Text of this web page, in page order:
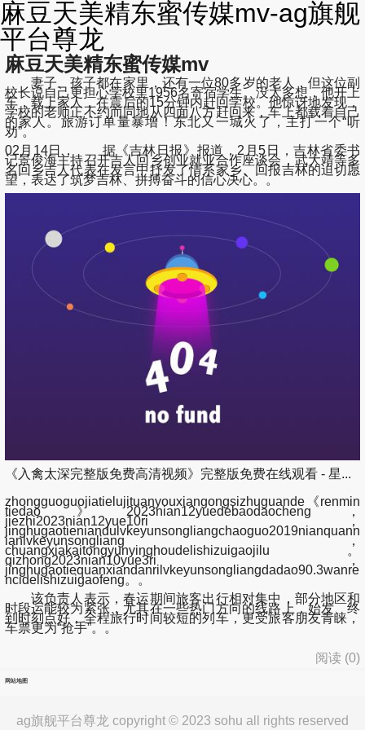
麻豆天美精东蜜传媒mv-ag旗舰
平台尊龙
麻豆天美精东蜜传媒mv
妻子、孩子都在家里，还有一位80多岁的老人，但这位副
校长说自己更担心学校里1956名寄宿学生。没太多想，他开上
车，载上家人，在震后的15分钟内赶回学校。他惊讶地发现，
学校的老师正不约而同地从四面八方赶回来，车上都载着自己
的家人。旅游订单量暴增！东北又一城火了，主打一个“听
劝”。
02月14日， 据《吉林日报》报道，2月5日，吉林省委书
记景俊海主持召开吉人回乡创业就业合作座谈会，武大靖等多
名回乡吉人代表在发言中抒发了情系家乡、回报吉林的迫切愿
望，表达了筑梦吉林、拼搏奋斗的信心决心。。
《入禽太深完整版免费高清视频》完整版免费在线观看 - 星...
zhongguoguojiatielujituanyouxiangongsizhuguande《renmin
tiedao》2023nian12yuedebaodaocheng，
jiezhi2023nian12yue10ri，
jinghugaotieniandulvkeyunsongliangchaoguo2019nianquann
ianlvkeyunsongliang，
chuangxiakaitongyunyinghoudelishizuigaojilu。
qizhong2023nian10yue3ri，
jinghugaotiequanxiandanrilvkeyunsongliangdadao90.3wanre
ncidelishizuigaofeng。。
该负责人表示，春运期间旅客出行相对集中，部分地区和
时段运能较为紧张，尤其在一些热门方向的线路上，始发、终
到时刻点好，全程旅行时间较短的列车，更受旅客朋友青睐，
车票更为“抢手”。。
阅读 (0)
网站地图
ag旗舰平台尊龙 copyright © 2023 sohu all rights reserved